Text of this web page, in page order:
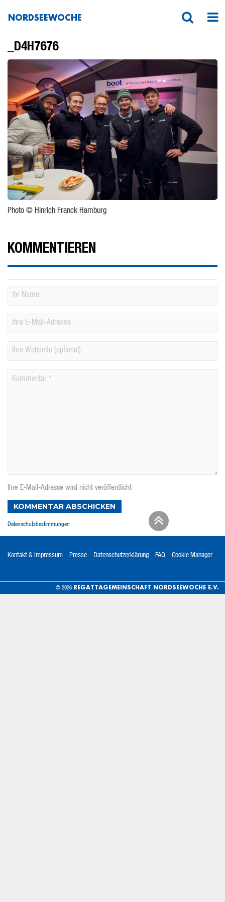
NORDSEEWOCHE
_D4H7676
Photo © Hinrich Franck Hamburg
KOMMENTIEREN
Ihre E-Mail-Adresse wird nicht veröffentlicht
KOMMENTAR ABSCHICKEN
Datenschutzbestimmungen
Kontakt & Impressum Presse Datenschutzerklärung FAQ Cookie Manager
© 2026 REGATTAGEMEINSCHAFT NORDSEEWOCHE E.V.